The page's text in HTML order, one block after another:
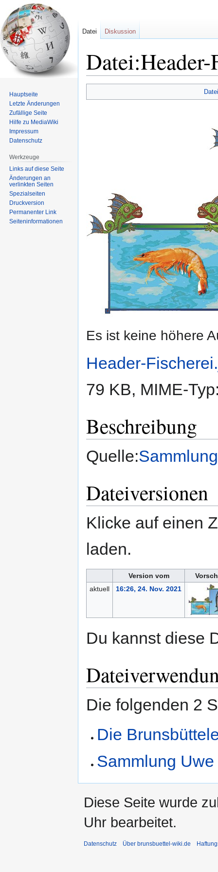
Navigation
Suche
Es ist keine höhere
Header-
79 KB, MIME-
Beschreibung
Quelle:
Dateiversionen
Klicke auf einen
laden.
Version vom
aktuell
16:26, 24. Nov. 2021
Du kannst diese
Die folgenden 2
Die
Sammlung
Datei Diskussion
Hauptseite
Letzte Änderungen
Zufällige Seite
Hilfe zu MediaWiki
Impressum
Datenschutz
Werkzeuge
Links auf diese Seite
Änderungen an
verlinkten Seiten
Spezialseiten
Druckversion
Permanenter Link
Seiten­informationen
Diese Seite wurde
Uhr bearbeitet.
Datenschutz Über brunsbuettel-wiki.de